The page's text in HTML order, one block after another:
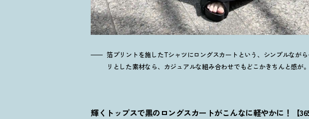
箔プリントを施したTシャツにロングスカートという、シンプルなが
リとした素材なら、カジュアルな組み合わせでもどこかきちんと感が。
輝くトップスで黒のロングスカートがこんなに軽やかに ！ 【